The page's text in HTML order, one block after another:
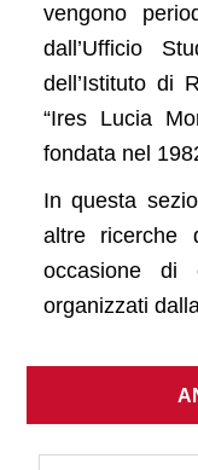
vengono
dall’Ufficio
dell’Istituto di
“Ires Lucia
fondata nel
In questa
altre ricerche
occasione di
organizzati